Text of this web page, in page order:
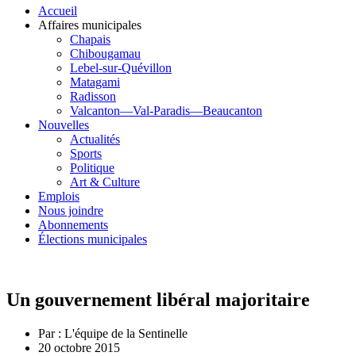
Accueil
Affaires municipales
Chapais
Chibougamau
Lebel-sur-Quévillon
Matagami
Radisson
Valcanton—Val-Paradis—Beaucanton
Nouvelles
Actualités
Sports
Politique
Art & Culture
Emplois
Nous joindre
Abonnements
Élections municipales
Un gouvernement libéral majoritaire
Par : L'équipe de la Sentinelle
20 octobre 2015